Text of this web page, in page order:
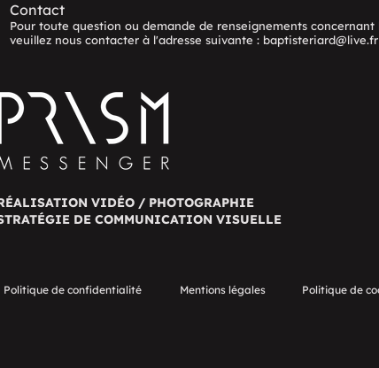
Contact
Pour toute question ou demande de renseignements concernant
veuillez nous contacter à l'adresse suivante : baptisteriard@live.fr
Politique de confidentialité Mentions légales Politique de
VIDÉO / PHOTOGRAPHIE
DE COMMUNICATION VISUELLE